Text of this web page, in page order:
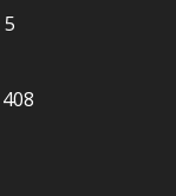
5
408